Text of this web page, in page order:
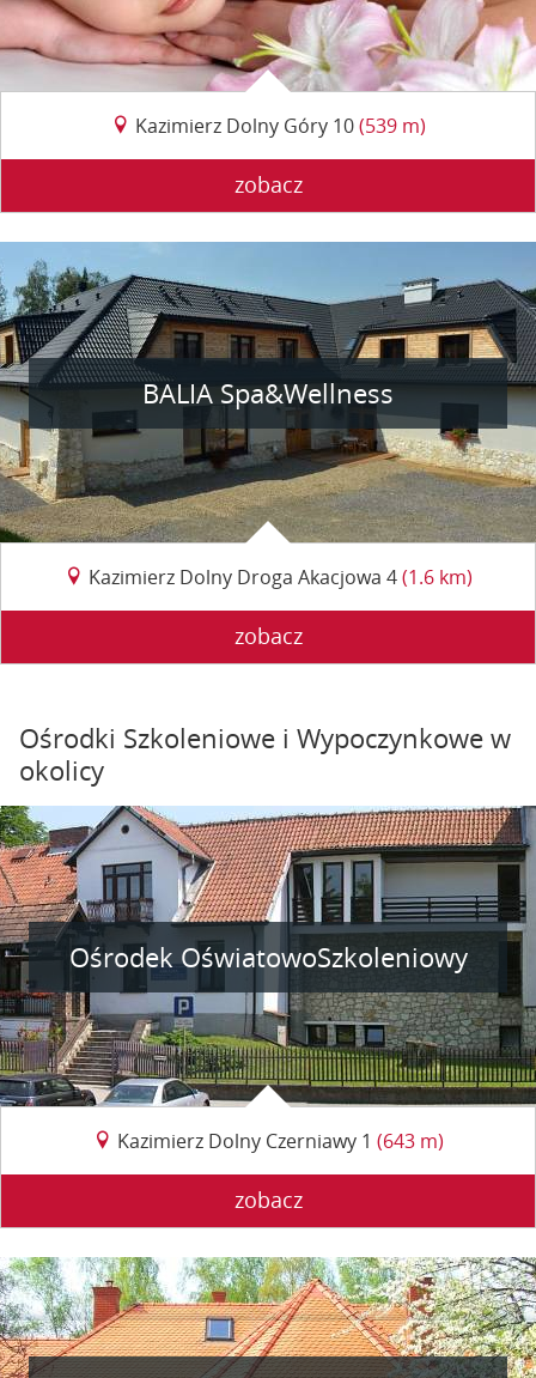
Kazimierz Dolny Góry 10(539 m)
zobacz
BALIA Spa&Wellness
Kazimierz Dolny Droga Akacjowa 4(1.6 km)
zobacz
Ośrodki Szkoleniowe i Wypoczynkowe w
okolicy
Ośrodek OświatowoSzkoleniowy
Kazimierz Dolny Czerniawy 1 (643 m)
zobacz